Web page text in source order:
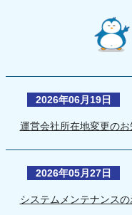
2026年06月19日
運営会社所在地変更のお
2026年05月27日
システムメンテナンス